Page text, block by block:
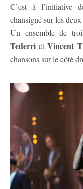
C’est à l’initiative
chansigné sur les
Un ensemble de
Tederri etVincent
chansons sur le côté